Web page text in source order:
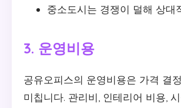
중소도시는 경쟁이 덜해 상대
3. 운영비용
공유오피스의 운영비용은 가격 결
미칩니다. 관리비, 인테리어 비용,